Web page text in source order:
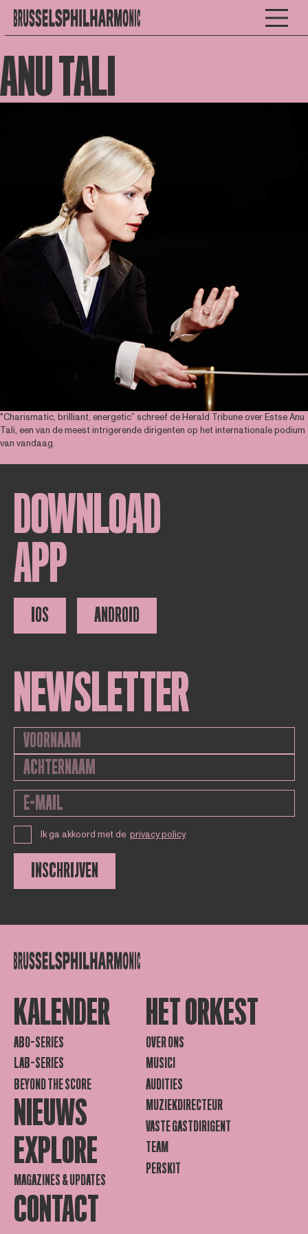
ANU TALI
"Charismatic, brilliant, energetic” schreef de Herald Tribune over Estse Anu
Tali, een van de meest intrigerende dirigenten op het internationale podium
van vandaag.
DOWNLOAD
APP
IOS ANDROID
NEWSLETTER
Ik ga akkoord met de privacy policy
INSCHRIJVEN
KALENDER
ABO-SERIES
LAB-SERIES
BEYOND THE SCORE
NIEUWS
EXPLORE
MAGAZINES & UPDATES
CONTACT
HET ORKEST
OVER ONS
MUSICI
AUDITIES
MUZIEKDIRECTEUR
VASTE GASTDIRIGENT
TEAM
PERSKIT